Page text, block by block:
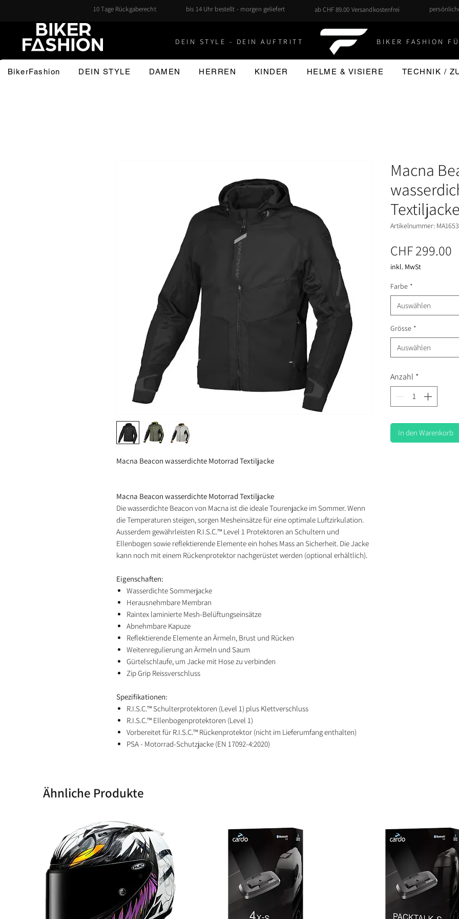
10 Tage Rückgaberecht bis 14 Uhr bestellt - morgen geliefert ab CHF 89.00 Versandkostenfrei
DEIN STYLE - DEIN AUFTRITT BIKER FASHION
BikerFashion DEIN STYLE DAMEN HERREN KINDER HELME & VISIERE TECHNIK /
Macna Beacon wasserdichte Motorrad Textiljacke
Macna Beacon wasserdichte Motorrad Textiljacke
Die wasserdichte Beacon von Macna ist die ideale Tourenjacke im Sommer. Wenn
die Temperaturen steigen, sorgen Mesheinsätze für eine optimale Luftzirkulation.
Ausserdem gewährleisten R.I.S.C.™ Level 1 Protektoren an Schultern und
Ellenbogen sowie reflektierende Elemente ein hohes Mass an Sicherheit. Die Jacke
kann noch mit einem Rückenprotektor nachgerüstet werden (optional erhältlich).
Eigenschaften:
Wasserdichte Sommerjacke
Herausnehmbare Membran
Raintex laminierte Mesh-Belüftungseinsätze
Abnehmbare Kapuze
Reflektierende Elemente an Ärmeln, Brust und Rücken
Weitenregulierung an Ärmeln und Saum
Gürtelschlaufe, um Jacke mit Hose zu verbinden
Zip Grip Reissverschluss
Spezifikationen:
R.I.S.C.™ Schulterprotektoren (Level 1) plus Klettverschluss
R.I.S.C.™ Ellenbogenprotektoren (Level 1)
Vorbereitet für R.I.S.C.™ Rückenprotektor (nicht im Lieferumfang enthalten)
PSA - Motorrad-Schutzjacke (EN 17092-4:2020)
Macna
Artikelnummer:
CHF 299.00
inkl. MwSt
Farbe *
Auswählen
Grösse *
Auswählen
Anzahl *
In den Warenkorb
Ähnliche Produkte